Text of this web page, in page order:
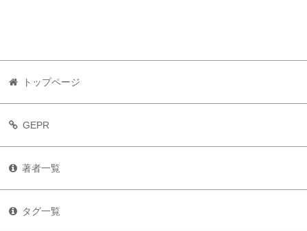
トップページ
GEPR
著者一覧
タグ一覧